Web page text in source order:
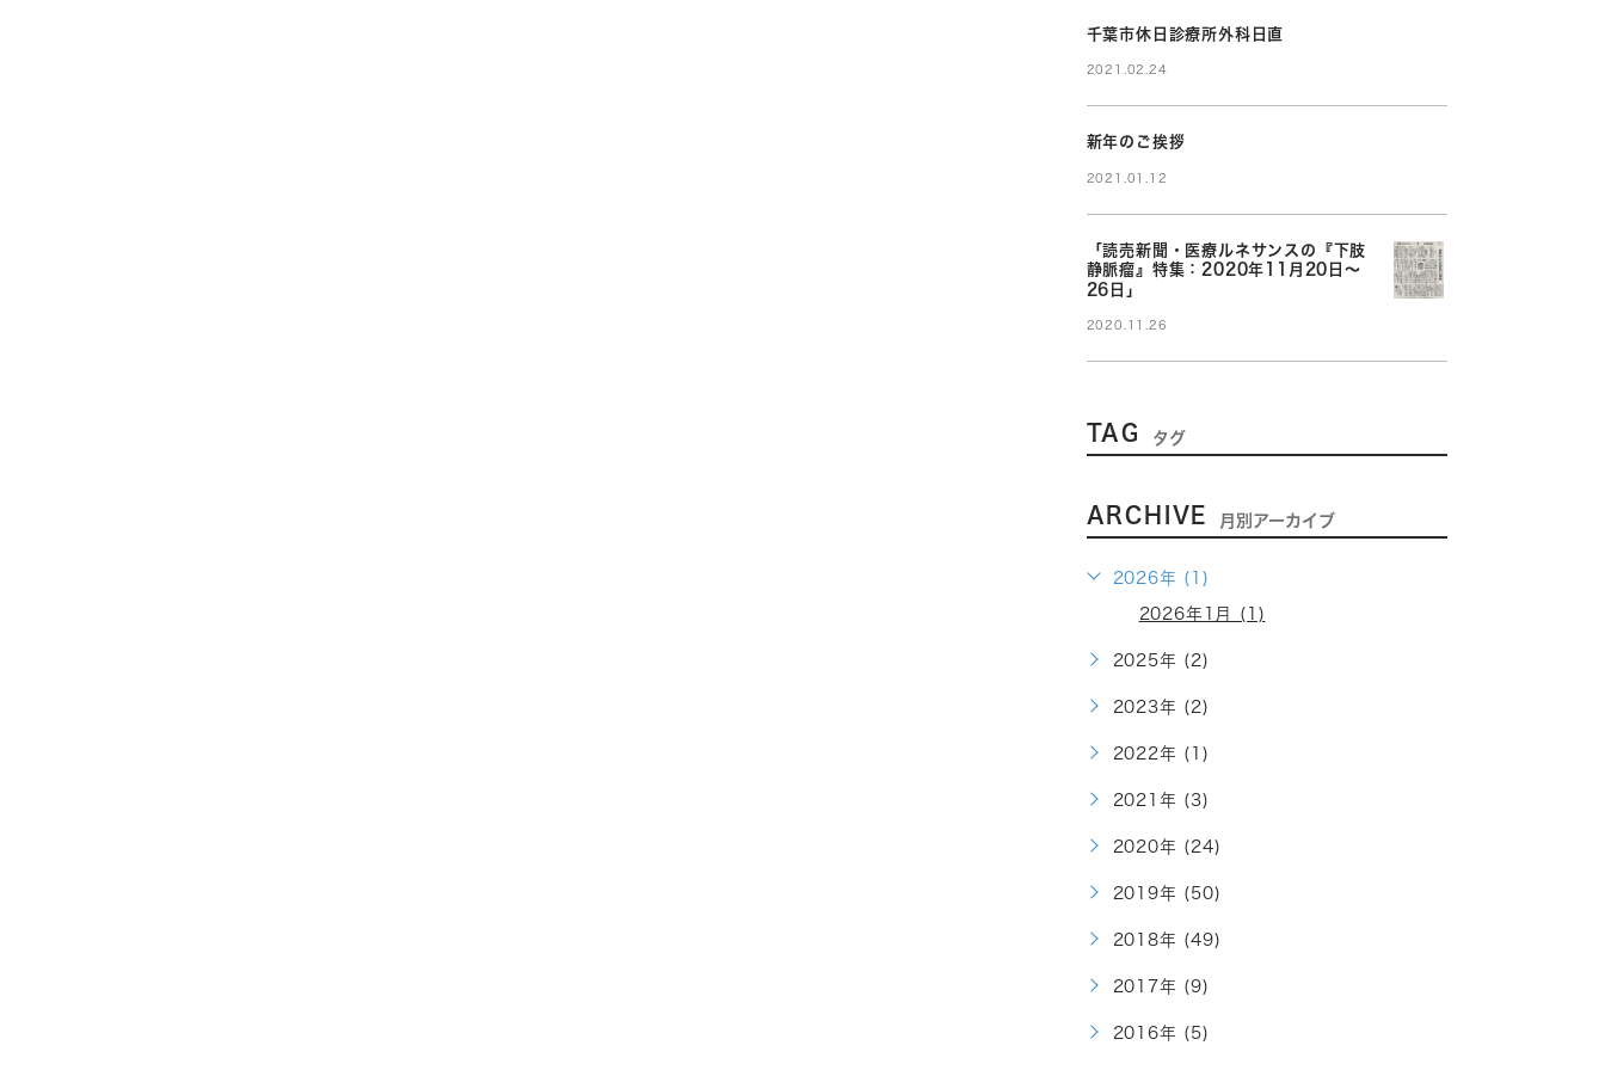
千葉市休日診療所外科日直
2021.02.24
新年のご挨拶
2021.01.12
「読売新聞・医療ルネサンスの『下肢
静脈瘤』特集：2020年11月20日～
26日」
2020.11.26
TAG タグ
ARCHIVE 月別アーカイブ
2026年 (1)
2026年1月 (1)
2025年 (2)
2023年 (2)
2022年 (1)
2021年 (3)
2020年 (24)
2019年 (50)
2018年 (49)
2017年 (9)
2016年 (5)